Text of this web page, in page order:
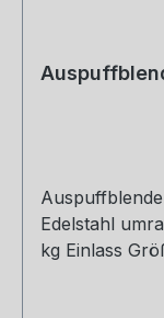
Edelstahl
kg Einlass